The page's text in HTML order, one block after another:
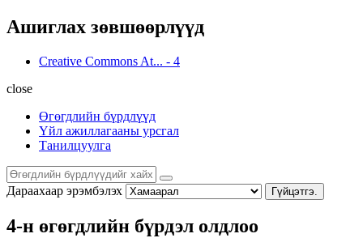
Ашиглах зөвшөөрлүүд
Creative Commons At... - 4
close
Өгөгдлийн бүрдлүүд
Үйл ажиллагааны урсгал
Танилцуулга
Дараахаар эрэмбэлэх Гүйцэтгэ.
4-н өгөгдлийн бүрдэл олдлоо